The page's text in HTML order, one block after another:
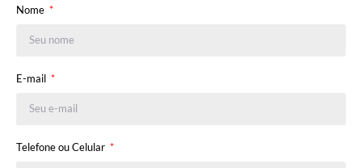
Nome
E-mail
Telefone ou Celular